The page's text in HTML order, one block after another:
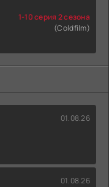
1-10 серия 2 сезона
(Coldfilm)
01.08.26
01.08.26